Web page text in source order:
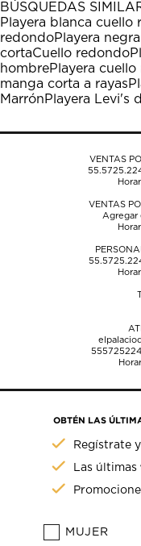
estrella
Esta
acción
abrirá
el
formulario
de
estrellas.
Esta
acción
abrirá
el
formulario
de
estrellas.
Esta
acción
abrirá
el
formulario
de
estrellas.
Esta
acción
abrirá
el
de
Esta
el
de
BÚSQUEDAS
Playera blanca cuello
redondoPlayera
cortaCuello redondo
hombrePlayera
manga corta a rayas
MarrónPlayera Levi's
VENTAS
VENTAS
Agregar
OBTÉN LAS
Regístrate
Las últimas
MUJER